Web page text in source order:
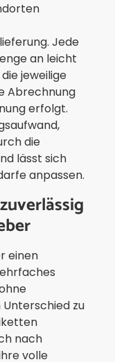
Jede
an leicht
jeweilige
Abrechnung
erfolgt.
die
lässt sich
anpassen.
einen
zu
nach
volle